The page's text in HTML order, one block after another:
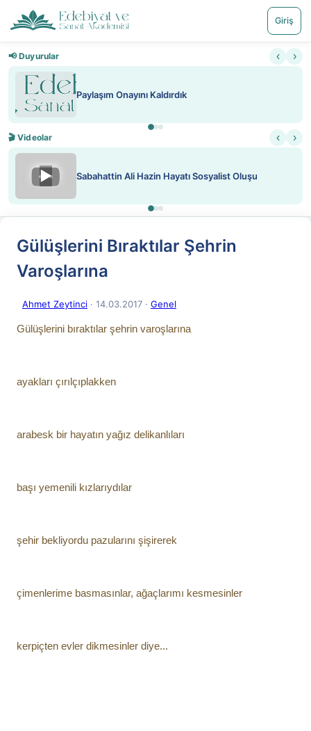
Giriş
📢 Duyurular ‹ ›
Nadir içeriklere kısıtlama ve kredi
🎬 Videolar ‹ ›
Oluşu ▶ ATEŞ YAKMAK KONU ÖZET J.
Gülüşlerini Bıraktılar Şehrin
Varoşlarına
Ahmet Zeytinci · 14.03.2017 · Genel
Gülüşlerini bıraktılar şehrin varoşlarına
ayakları çırılçıplakken
arabesk bir hayatın yağız delikanlıları
başı yemenili kızlarıydılar
şehir bekliyordu pazularını şişirerek
çimenlerime basmasınlar, ağaçlarımı kesmesinler
kerpiçten evler dikmesinler diye...